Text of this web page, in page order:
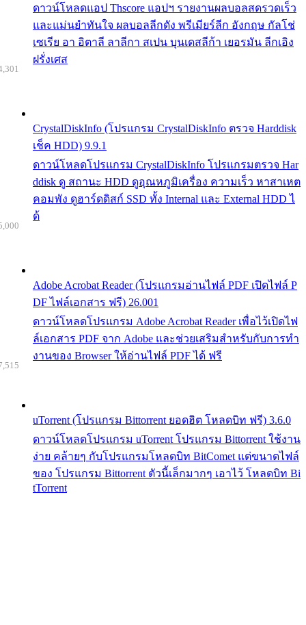
ดาวน์โหลดแอป Thscore แอปฯ รายงานผลบอลสดรวดเร็ว
และแม่นยำทันใจ ผลบอลลีกดัง พรีเมียร์ลีก อังกฤษ กัลโช่
เซเรีย อา อิตาลี ลาลีกา สเปน บุนเดสลีก้า เยอรมัน ลีกเอิง
ฝรั่งเศส
CrystalDiskInfo (โปรแกรม CrystalDiskInfo ตรวจ Harddisk
เช็ค HDD) 9.9.1
ดาวน์โหลดโปรแกรม CrystalDiskInfo โปรแกรมตรวจ Har
ddisk ดู สถานะ HDD ดูอุณหภูมิเครื่อง ความเร็ว หาสาเหต
คอมพัง ดูฮาร์ดดิสก์ SSD ทั้ง Internal และ External HDD ไ
ด้
Adobe Acrobat Reader (โปรแกรมอ่านไฟล์ PDF เปิดไฟล์ P
DF ไฟล์เอกสาร ฟรี) 26.001
ดาวน์โหลดโปรแกรม Adobe Acrobat Reader เพื่อไว้เปิดไฟ
ล์เอกสาร PDF จาก Adobe และช่วยเสริมสำหรับกับการทำ
งานของ Browser ให้อ่านไฟล์ PDF ได้ ฟรี
uTorrent (โปรแกรม Bittorrent ยอดฮิต โหลดบิท ฟรี) 3.6.0
ดาวน์โหลดโปรแกรม uTorrent โปรแกรม Bittorrent ใช้งาน
ง่าย คล้ายๆ กับโปรแกรมโหลดบิท BitComet แต่ขนาดไฟล์
ของ โปรแกรม Bittorrent ตัวนี้เล็กมากๆ เอาไว้ โหลดบิท Bi
tTorrent